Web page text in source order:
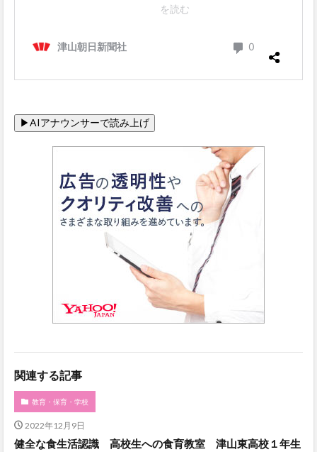
関連する記事
教育・保育・学校
2022年12月9日
健全な食生活認識 高校生への食育教室 津山東高校１年生